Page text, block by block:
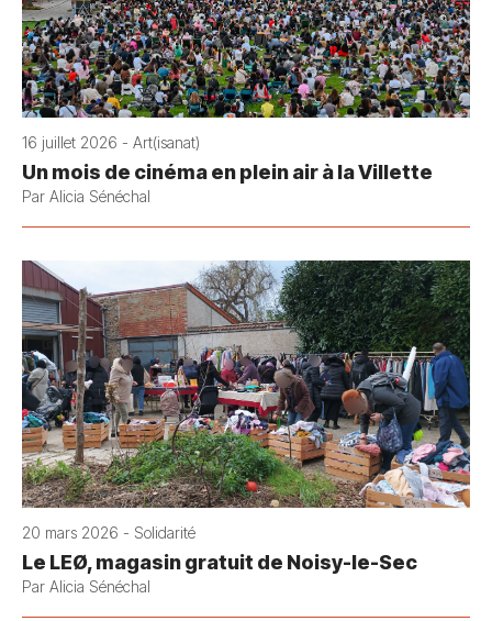
16 juillet 2026 - Art(isanat)
Un mois de cinéma en plein air à la Villette
Par Alicia Sénéchal
20 mars 2026 - Solidarité
Le LEØ, magasin gratuit de Noisy-le-Sec
Par Alicia Sénéchal